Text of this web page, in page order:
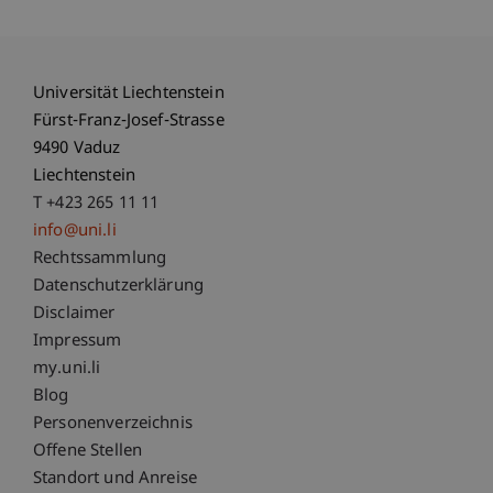
Universität Liechtenstein
Fürst-Franz-Josef-Strasse
9490 Vaduz
Liechtenstein
T +423 265 11 11
info@uni.li
Fußzeile Rechtliche Hinweise
Rechtssammlung
Datenschutzerklärung
Disclaimer
Impressum
Fußzeile Subdomain-Verzeichnis
my.uni.li
Blog
Personenverzeichnis
Offene Stellen
Standort und Anreise